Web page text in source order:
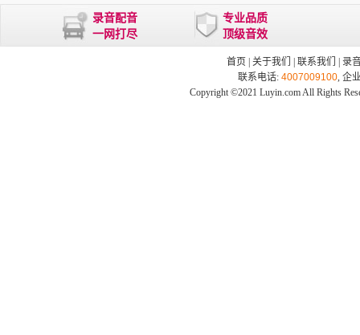
录音配音
一网打尽
专业品质
顶级音效
首页 关于我们 联系我们
录
联系电话: 4007009100, 企
Copyright ©2021 Luyin.com All Rights